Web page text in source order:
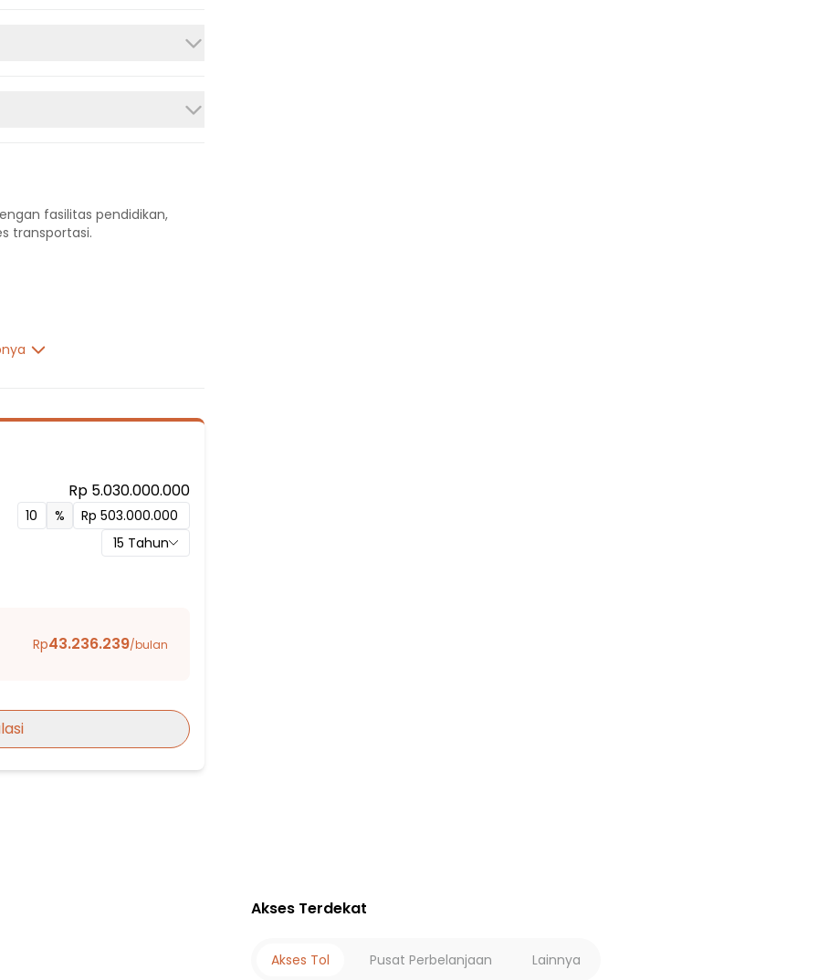
fasilitas pendidikan,
transportasi.
3
Rp 5.030.000.000
%
15 Tahun
Rp43.236.239/bulan
Akses Terdekat
Akses Tol Pusat Perbelanjaan Lainnya